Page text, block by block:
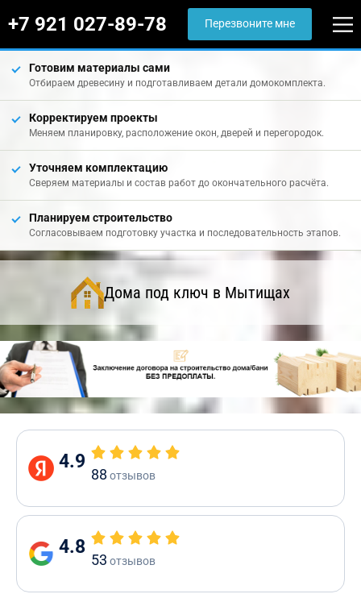
+7 921 027-89-78 Перезвоните мне
Готовим материалы сами
Отбираем древесину и подготавливаем детали домокомплекта.
Корректируем проекты
Меняем планировку, расположение окон, дверей и перегородок.
Уточняем комплектацию
Сверяем материалы и состав работ до окончательного расчёта.
Планируем строительство
Согласовываем подготовку участка и последовательность этапов.
Дома под ключ в Мытищах
4.9
88 отзывов
4.8
53 отзывов